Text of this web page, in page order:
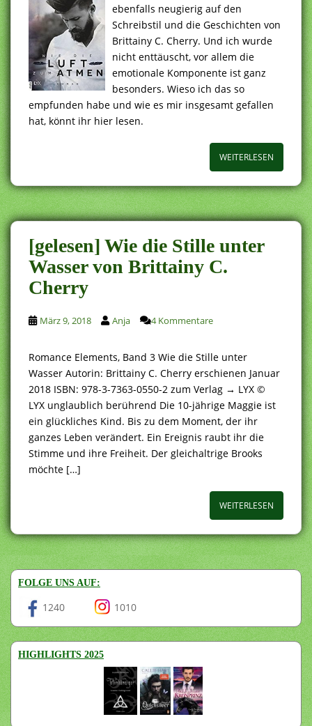
ebenfalls neugierig auf den
Schreibstil und die Geschichten von
Brittainy C. Cherry. Und ich wurde
nicht enttäuscht, vor allem die
emotionale Komponente ist ganz
besonders. Wieso ich das so
empfunden habe und wie es mir insgesamt gefallen
hat, könnt ihr hier lesen.
WEITERLESEN
[gelesen] Wie die Stille unter
Wasser von Brittainy C.
Cherry
März 9, 2018 Anja 4 Kommentare
Romance Elements, Band 3 Wie die Stille unter
Wasser Autorin: Brittainy C. Cherry erschienen Januar
2018 ISBN: 978-3-7363-0550-2 zum Verlag → LYX ©
LYX unglaublich berührend Die 10-jährige Maggie ist
ein glückliches Kind. Bis zu dem Moment, der ihr
ganzes Leben verändert. Ein Ereignis raubt ihr die
Stimme und ihre Freiheit. Der gleichaltrige Brooks
möchte […]
WEITERLESEN
FOLGE UNS AUF:
1240 1010
HIGHLIGHTS 2025